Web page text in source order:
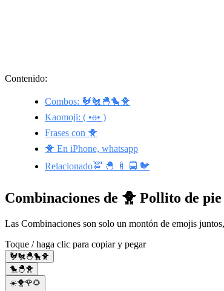
Contenido:
Combos: 🐓🐔🐣🐤🐥
Kaomoji: ( •ө• )
Frases con 🐥
🐥 En iPhone, whatsapp
Relacionado🚖 🐣 🍼 🚍 🐦
Combinaciones de 🐥 Pollito de pie
Las Combinaciones son solo un montón de emojis
Toque / haga clic para copiar y pegar
🐓🐔🐣🐤🐥
🐤🐣🐥
☀️🐥🌹🌻